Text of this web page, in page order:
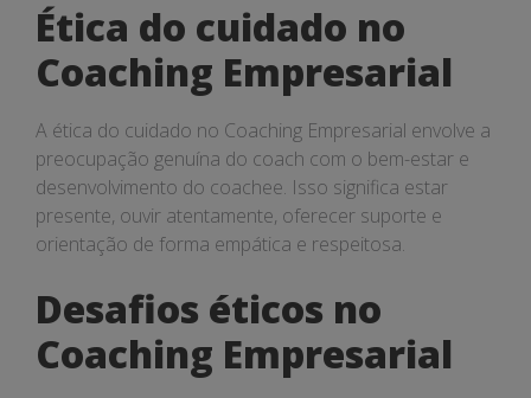
Ética do cuidado no
Coaching Empresarial
A ética do cuidado no Coaching Empresarial envolve a
preocupação genuína do coach com o bem-estar e
desenvolvimento do coachee. Isso significa estar
presente, ouvir atentamente, oferecer suporte e
orientação de forma empática e respeitosa.
Desafios éticos no
Coaching Empresarial